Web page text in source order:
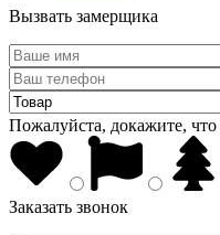
Вызвать замерщика
Пожалуйста, докажите,
Заказать звонок